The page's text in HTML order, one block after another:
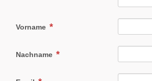
Vorname
Nachname